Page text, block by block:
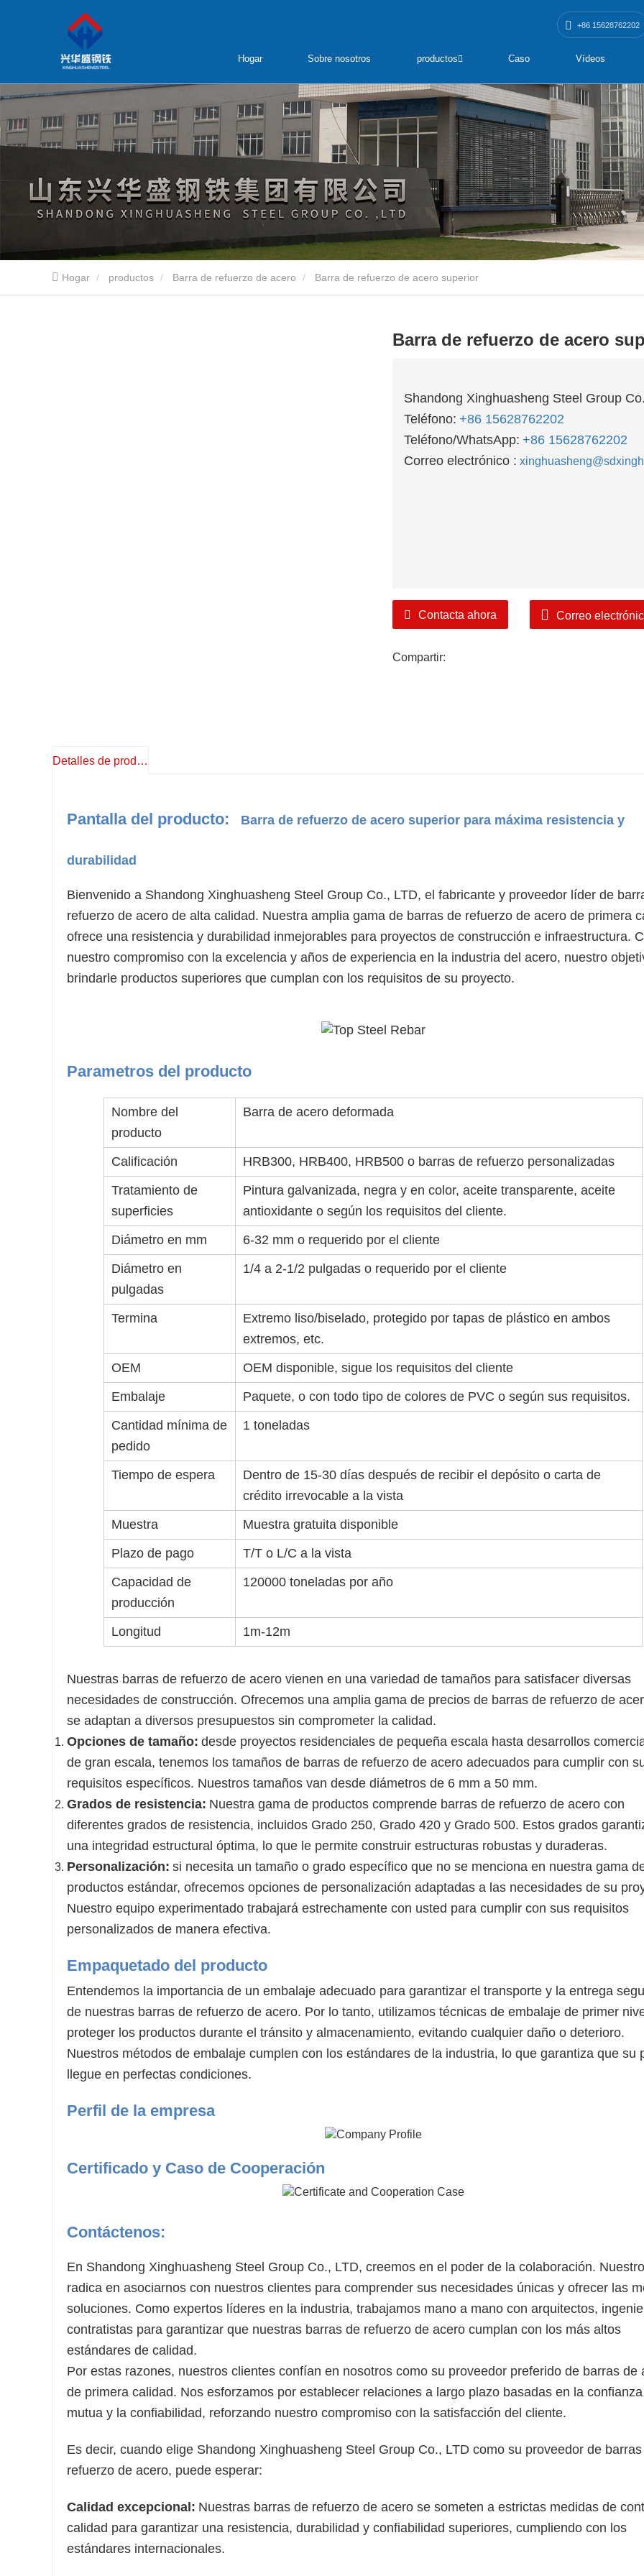
+86 15628762202
Hogar Sobre nosotros productos Caso Vídeos
Hogar productos Barra de refuerzo de acero Barra de refuerzo de acero superior
Barra de refuerzo de acero
Shandong Xinghuasheng Steel Group
Teléfono: +86 15628762202
Teléfono/WhatsApp: +86 15628762202
Correo electrónico :
Contacta ahora Correo
Compartir:
Detalles de producto
Pantalla del producto: Barra de refuerzo de acero superior para máxima resistencia y
durabilidad
Bienvenido a Shandong Xinghuasheng Steel Group Co., LTD, el fabricante y proveedor líder de
refuerzo de acero de alta calidad. Nuestra amplia gama de barras de refuerzo de acero de primera
ofrece una resistencia y durabilidad inmejorables para proyectos de construcción e infraestructura.
nuestro compromiso con la excelencia y años de experiencia en la industria del acero, nuestro
brindarle productos superiores que cumplan con los requisitos de su proyecto.
Parametros del producto
Nombre del
producto
Barra de acero deformada
Calificación
HRB300, HRB400, HRB500 o barras de refuerzo personalizadas
Tratamiento de
superficies
Pintura galvanizada, negra y en color, aceite transparente, aceite
antioxidante o según los requisitos del cliente.
Diámetro en mm
6-32 mm o requerido por el cliente
Diámetro en
pulgadas
1/4 a 2-1/2 pulgadas o requerido por el cliente
Termina
Extremo liso/biselado, protegido por tapas de plástico en ambos
extremos, etc.
OEM
OEM disponible, sigue los requisitos del cliente
Embalaje
Paquete, o con todo tipo de colores de PVC o según sus requisitos.
Cantidad mínima de
pedido
1 toneladas
Tiempo de espera
Dentro de 15-30 días después de recibir el depósito o carta de
crédito irrevocable a la vista
Muestra
Muestra gratuita disponible
Plazo de pago
T/T o L/C a la vista
Capacidad de
producción
120000 toneladas por año
Longitud 1m-12m
Nuestras barras de refuerzo de acero vienen en una variedad de tamaños para satisfacer diversas
necesidades de construcción. Ofrecemos una amplia gama de precios de barras de refuerzo de
se adaptan a diversos presupuestos sin comprometer la calidad.
Opciones de tamaño: desde proyectos residenciales de pequeña escala hasta desarrollos
de gran escala, tenemos los tamaños de barras de refuerzo de acero adecuados para cumplir con
requisitos específicos. Nuestros tamaños van desde diámetros de 6 mm a 50 mm.
Grados de resistencia: Nuestra gama de productos comprende barras de refuerzo de acero con
diferentes grados de resistencia, incluidos Grado 250, Grado 420 y Grado 500. Estos grados
una integridad estructural óptima, lo que le permite construir estructuras robustas y duraderas.
Personalización: si necesita un tamaño o grado específico que no se menciona en nuestra gama
productos estándar, ofrecemos opciones de personalización adaptadas a las necesidades de su
Nuestro equipo experimentado trabajará estrechamente con usted para cumplir con sus requisitos
personalizados de manera efectiva.
Empaquetado del producto
Entendemos la importancia de un embalaje adecuado para garantizar el transporte y la entrega
de nuestras barras de refuerzo de acero. Por lo tanto, utilizamos técnicas de embalaje de primer
proteger los productos durante el tránsito y almacenamiento, evitando cualquier daño o deterioro.
Nuestros métodos de embalaje cumplen con los estándares de la industria, lo que garantiza que su
llegue en perfectas condiciones.
Perfil de la empresa
Certificado y Caso de Cooperación
Contáctenos:
En Shandong Xinghuasheng Steel Group Co., LTD, creemos en el poder de la colaboración.
radica en asociarnos con nuestros clientes para comprender sus necesidades únicas y ofrecer las
soluciones. Como expertos líderes en la industria, trabajamos mano a mano con arquitectos,
contratistas para garantizar que nuestras barras de refuerzo de acero cumplan con los más altos
estándares de calidad.
Por estas razones, nuestros clientes confían en nosotros como su proveedor preferido de barras de
de primera calidad. Nos esforzamos por establecer relaciones a largo plazo basadas en la confianza
mutua y la confiabilidad, reforzando nuestro compromiso con la satisfacción del cliente.
Es decir, cuando elige Shandong Xinghuasheng Steel Group Co., LTD como su proveedor de
refuerzo de acero, puede esperar:
Calidad excepcional: Nuestras barras de refuerzo de acero se someten a estrictas medidas de
calidad para garantizar una resistencia, durabilidad y confiabilidad superiores, cumpliendo con los
estándares internacionales.